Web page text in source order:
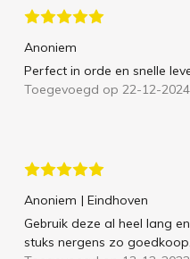
Anoniem
Perfect in orde en snelle
Toegevoegd op 22-12-2024
Anoniem | Eindhoven
Gebruik deze al heel lang
stuks nergens zo goedkoop.